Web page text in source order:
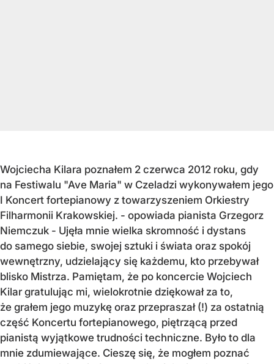
Wojciecha Kilara poznałem 2 czerwca 2012 roku, gdy
na Festiwalu "Ave Maria" w Czeladzi wykonywałem jego
I Koncert fortepianowy z towarzyszeniem Orkiestry
Filharmonii Krakowskiej. - opowiada pianista Grzegorz
Niemczuk - Ujęła mnie wielka skromność i dystans
do samego siebie, swojej sztuki i świata oraz spokój
wewnętrzny, udzielający się każdemu, kto przebywał
blisko Mistrza. Pamiętam, że po koncercie Wojciech
Kilar gratulując mi, wielokrotnie dziękował za to,
że grałem jego muzykę oraz przepraszał (!) za ostatnią
część Koncertu fortepianowego, piętrzącą przed
pianistą wyjątkowe trudności techniczne. Było to dla
mnie zdumiewające. Cieszę się, że mogłem poznać